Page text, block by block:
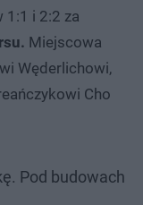
1:1 i 2:2 za
Miejscowa
Węderlichowi,
Cho
Pod budowach